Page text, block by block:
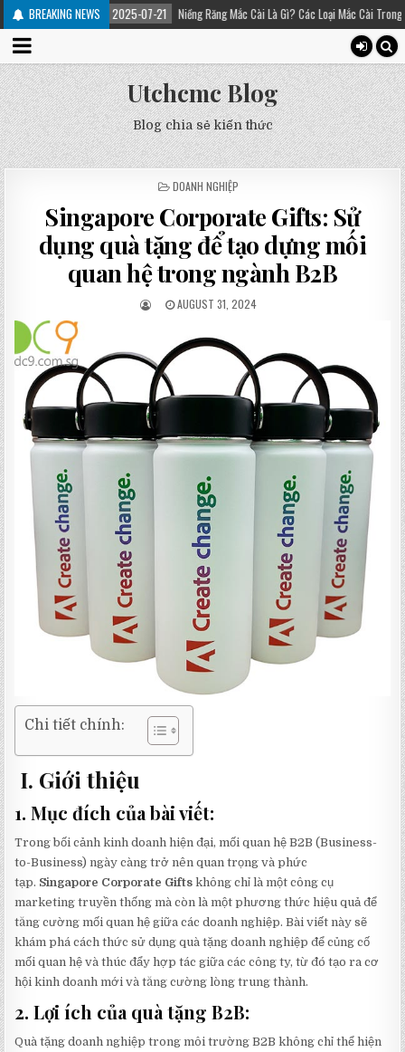
BREAKING NEWS
2025-07-21 Niềng Răng Mắc Cài Là Gì? Các Loại Mắc Cài Trong Niềng Răng –
Utchcmc Blog
Blog chia sẻ kiến thức
POSTED
DOANH NGHIỆP
Singapore Corporate Gifts: Sử
dụng quà tặng để tạo dựng mối
quan hệ trong ngành B2B
AUGUST 31, 2024
Chi tiết chính:
I. Giới thiệu
1. Mục đích của bài viết:
Trong bối cảnh kinh doanh hiện đại, mối quan hệ B2B (Business-
to-Business) ngày càng trở nên quan trọng và phức
tạp. Singapore Corporate Gifts không chỉ là một công cụ
marketing truyền thống mà còn là một phương thức hiệu quả để
tăng cường mối quan hệ giữa các doanh nghiệp. Bài viết này sẽ
khám phá cách thức sử dụng quà tặng doanh nghiệp để củng cố
mối quan hệ và thúc đẩy hợp tác giữa các công ty, từ đó tạo ra cơ
hội kinh doanh mới và tăng cường lòng trung thành.
2. Lợi ích của quà tặng B2B:
Quà tặng doanh nghiệp trong môi trường B2B không chỉ thể hiện